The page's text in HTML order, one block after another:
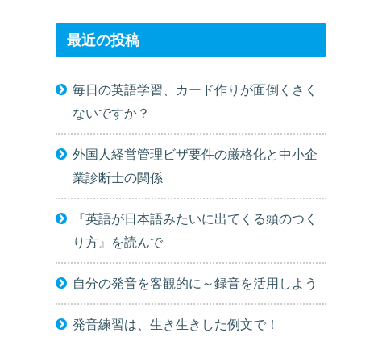
最近の投稿
毎日の英語学習、カード作りが面倒くさく
ないですか？
外国人経営管理ビザ要件の厳格化と中小企
業診断士の関係
『英語が日本語みたいに出てくる頭のつく
り方』を読んで
自分の発音を客観的に～録音を活用しよう
発音練習は、生き生きした例文で！